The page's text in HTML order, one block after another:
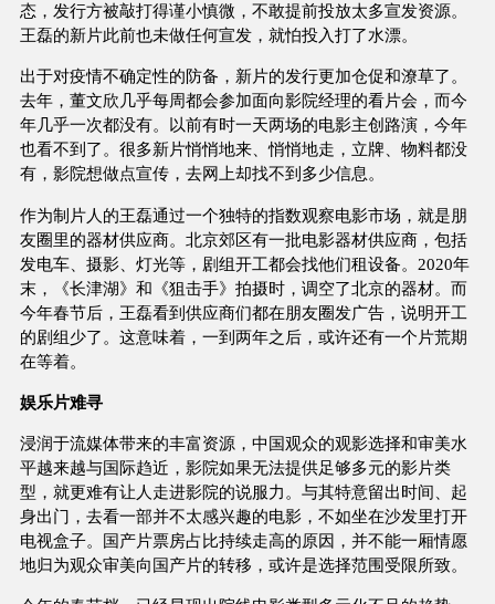
态，发行方被敲打得谨小慎微，不敢提前投放太多宣发资源。
王磊的新片此前也未做任何宣发，就怕投入打了水漂。
出于对疫情不确定性的防备，新片的发行更加仓促和潦草了。
去年，董文欣几乎每周都会参加面向影院经理的看片会，而今
年几乎一次都没有。以前有时一天两场的电影主创路演，今年
也看不到了。很多新片悄悄地来、悄悄地走，立牌、物料都没
有，影院想做点宣传，去网上却找不到多少信息。
作为制片人的王磊通过一个独特的指数观察电影市场，就是朋
友圈里的器材供应商。北京郊区有一批电影器材供应商，包括
发电车、摄影、灯光等，剧组开工都会找他们租设备。2020年
末，《长津湖》和《狙击手》拍摄时，调空了北京的器材。而
今年春节后，王磊看到供应商们都在朋友圈发广告，说明开工
的剧组少了。这意味着，一到两年之后，或许还有一个片荒期
在等着。
娱乐片难寻
浸润于流媒体带来的丰富资源，中国观众的观影选择和审美水
平越来越与国际趋近，影院如果无法提供足够多元的影片类
型，就更难有让人走进影院的说服力。与其特意留出时间、起
身出门，去看一部并不太感兴趣的电影，不如坐在沙发里打开
电视盒子。国产片票房占比持续走高的原因，并不能一厢情愿
地归为观众审美向国产片的转移，或许是选择范围受限所致。